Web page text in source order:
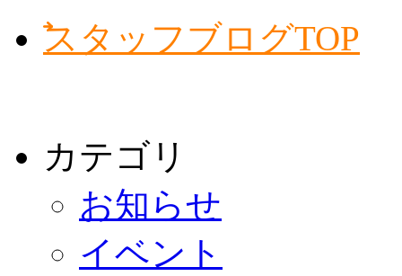
スタッフブログTOP
カテゴリ
お知らせ
イベント